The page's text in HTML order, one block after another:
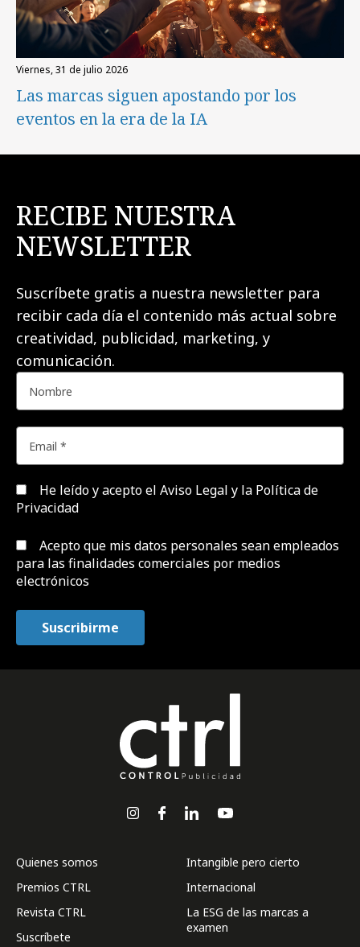
viernes, 31 de julio 2026
Las marcas siguen apostando por los
eventos en la era de la IA
RECIBE NUESTRA
NEWSLETTER
Suscríbete gratis a nuestra newsletter para
recibir cada día el contenido más actual sobre
creatividad, publicidad, marketing, y
comunicación.
He leído y acepto el Aviso Legal y la Política de
Privacidad
Acepto que mis datos personales sean empleados
para las finalidades comerciales por medios
electrónicos
Quienes somos
Premios CTRL
Revista CTRL
Suscríbete
Intangible pero cierto
Internacional
La ESG de las marcas a
examen